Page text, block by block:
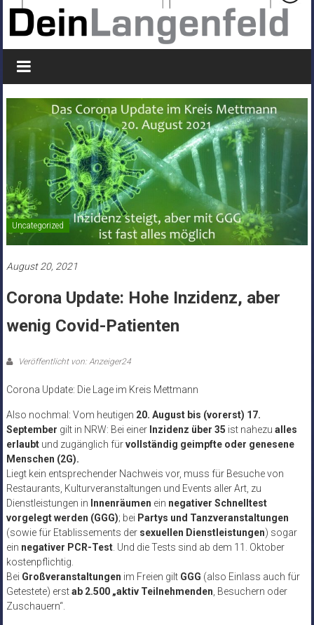
Uncategorized
August 20, 2021
Corona Update: Hohe Inzidenz, aber
wenig Covid-Patienten
Veröffentlicht von: Anzeiger24
Corona Update: Die Lage im Kreis Mettmann
Also nochmal: Vom heutigen 20. August bis (vorerst) 17.
September gilt in NRW: Bei einer Inzidenz über 35 ist nahezu alles
erlaubtund zugänglich fürvollständig geimpfte oder genesene
Menschen (2G).
Liegt kein entsprechender Nachweis vor, muss für Besuche von
Restaurants, Kulturveranstaltungen und Events aller Art, zu
Dienstleistungen in Innenräumen ein negativer Schnelltest
vorgelegt werden (GGG); bei Partys und Tanzveranstaltungen
(sowie für Etablissements der sexuellen Dienstleistungen) sogar
ein negativer PCR-Test. Und die Tests sind ab dem 11. Oktober
kostenpflichtig.
Bei Großveranstaltungen im Freien gilt GGG (also Einlass auch für
Getestete) erstab 2.500 „aktiv Teilnehmenden, Besuchern oder
Zuschauern“.